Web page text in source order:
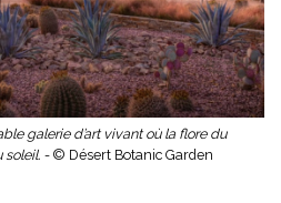
galerie d’art vivant où la flore du
soleil. -© Désert Botanic Garden